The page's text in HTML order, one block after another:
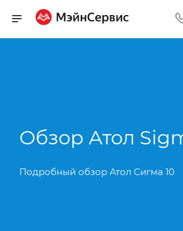
Обзор Атол
Подробный обзор Атол Сигма 10